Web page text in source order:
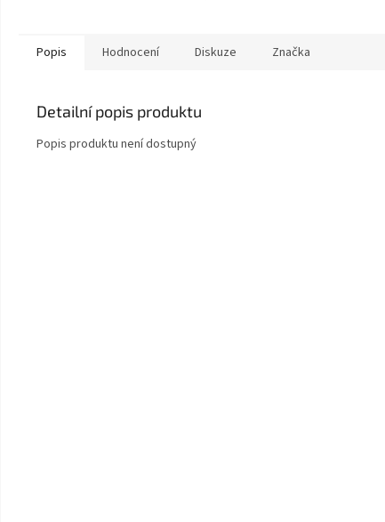
Popis Hodnocení Diskuze Značka
Detailní popis produktu
Popis produktu není dostupný